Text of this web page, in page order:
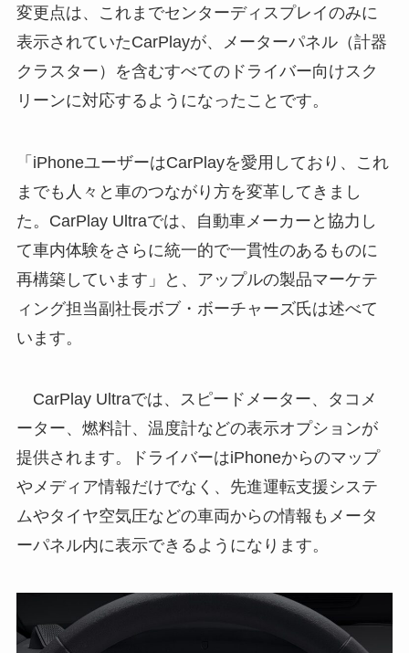
変更点は、これまでセンターディスプレイのみに
表示されていたCarPlayが、メーターパネル（計器
クラスター）を含むすべてのドライバー向けスク
リーンに対応するようになったことです。
「iPhoneユーザーはCarPlayを愛用しており、これ
までも人々と車のつながり方を変革してきまし
た。CarPlay Ultraでは、自動車メーカーと協力し
て車内体験をさらに統一的で一貫性のあるものに
再構築しています」と、アップルの製品マーケテ
ィング担当副社長ボブ・ボーチャーズ氏は述べて
います。
CarPlay Ultraでは、スピードメーター、タコメ
ーター、燃料計、温度計などの表示オプションが
提供されます。ドライバーはiPhoneからのマップ
やメディア情報だけでなく、先進運転支援システ
ムやタイヤ空気圧などの車両からの情報もメータ
ーパネル内に表示できるようになります。